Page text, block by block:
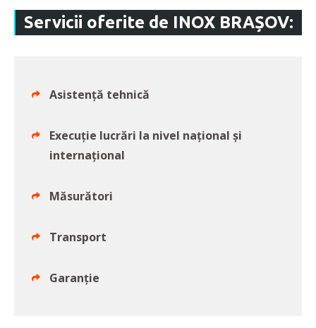
Servicii oferite de INOX BRAȘOV:
Asistență tehnică
Execuție lucrări la nivel național și
internațional
Măsurători
Transport
Garanție